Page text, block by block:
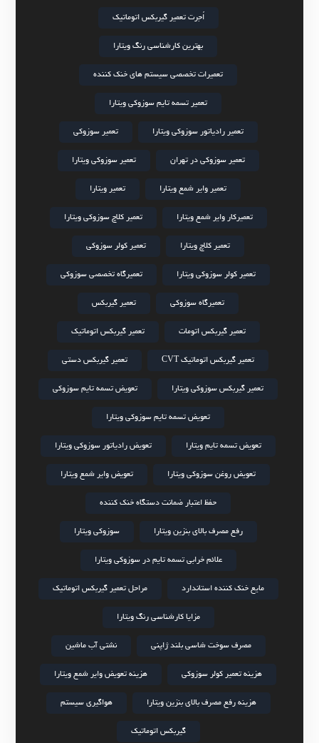
اُجرت تعمیر گیربکس اتوماتیک
بهترین کارشناسی رنگ ویتارا
تعمیرات تخصصی سیستم های خنک کننده
تعمیر تسمه تایم سوزوکی ویتارا
تعمیر رادیاتور سوزوکی ویتارا تعمیر سوزوکی
تعمیر سوزوکی در تهران تعمیر سوزوکی ویتارا
تعمیر وایر شمع ویتارا تعمیر ویتارا
تعمیرکار وایر شمع ویتارا تعمیر کلاچ سوزوکی ویتارا
تعمیر کلاچ ویتارا تعمیر کولر سوزوکی
تعمیر کولر سوزوکی ویتارا تعمیرگاه تخصصی سوزوکی
تعمیرگاه سوزوکی تعمیر گیربکس
تعمیر گیربکس اتومات تعمیر گیربکس اتوماتیک
تعمیر گیربکس اتوماتیک CVT تعمیر گیربکس دستی
تعمیر گیربکس سوزوکی ویتارا تعویض تسمه تایم سوزوکی
تعویض تسمه تایم سوزوکی ویتارا
تعویض تسمه تایم ویتارا تعویض رادیاتور سوزوکی ویتارا
تعویض روغن سوزوکی ویتارا تعویض وایر شمع ویتارا
حفظ اعتبار ضمانت دستگاه خنک کننده
رفع مصرف بالای بنزین ویتارا سوزوکی ویتارا
علائم خرابی تسمه تایم در سوزوکی ویتارا
مایع خنک کننده استاندارد مراحل تعمیر گیربکس اتوماتیک
مزایا کارشناسی رنگ ویتارا
مصرف سوخت شاسی بلند ژاپنی نشتی آب ماشین
هزینه تعمیر کولر سوزوکی هزینه تعویض وایر شمع ویتارا
هزینه رفع مصرف بالای بنزین ویتارا هواگیری سیستم
گیربکس اتوماتیک